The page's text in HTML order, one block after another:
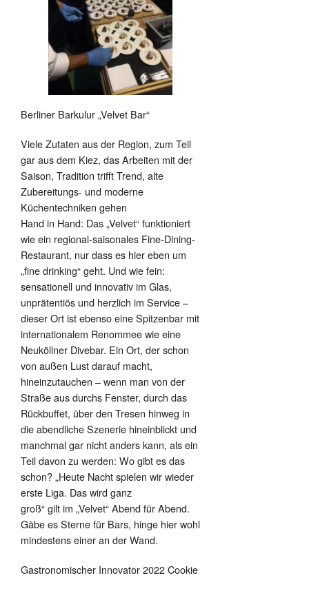
Berliner Barkulur „Velvet Bar“
Viele Zutaten aus der Region, zum Teil
gar aus dem Kiez, das Arbeiten mit der
Saison, Tradition trifft Trend, alte
Zubereitungs- und moderne
Küchentechniken gehen
Hand in Hand: Das „Velvet“ funktioniert
wie ein regional-saisonales Fine-Dining-
Restaurant, nur dass es hier eben um
„fine drinking“ geht. Und wie fein:
sensationell und innovativ im Glas,
unprätentiös und herzlich im Service –
dieser Ort ist ebenso eine Spitzenbar mit
internationalem Renommee wie eine
Neuköllner Divebar. Ein Ort, der schon
von außen Lust darauf macht,
hineinzutauchen – wenn man von der
Straße aus durchs Fenster, durch das
Rückbuffet, über den Tresen hinweg in
die abendliche Szenerie hineinblickt und
manchmal gar nicht anders kann, als ein
Teil davon zu werden: Wo gibt es das
schon? „Heute Nacht spielen wir wieder
erste Liga. Das wird ganz
groß“ gilt im „Velvet“ Abend für Abend.
Gäbe es Sterne für Bars, hinge hier wohl
mindestens einer an der Wand.
Gastronomischer Innovator 2022 Cookie